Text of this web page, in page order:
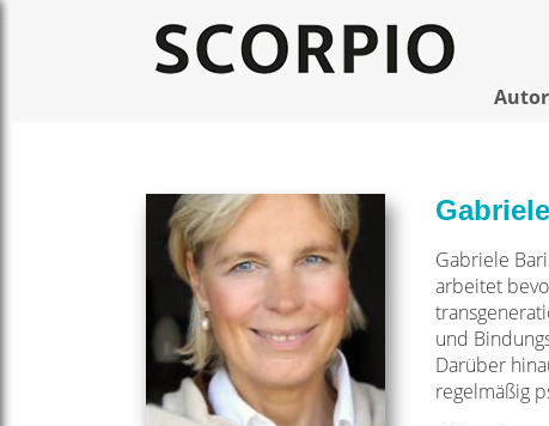
Gabriele
arbeitet
und
Darüber
regelmäßig